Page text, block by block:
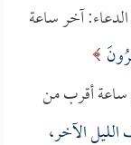
آخر ساعة
من ساعة أقرب من
الليل الآخر،